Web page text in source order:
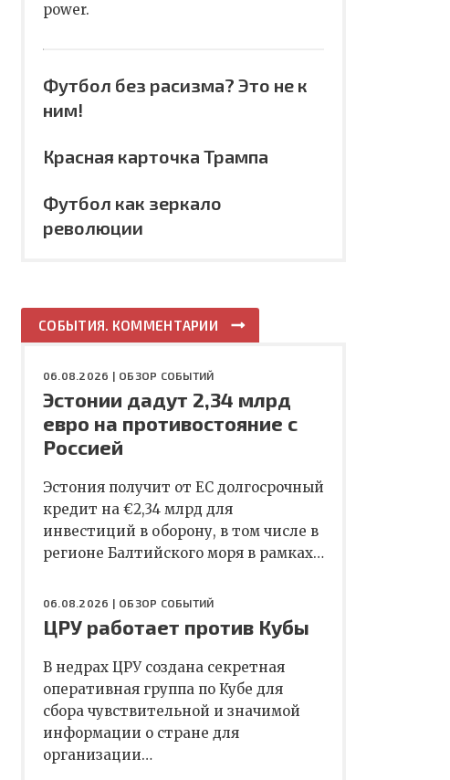
power.
Футбол без расизма? Это не к
ним!
Красная карточка Трампа
Футбол как зеркало
революции
СОБЫТИЯ. КОММЕНТАРИИ
06.08.2026 | ОБЗОР СОБЫТИЙ
Эстонии дадут 2,34 млрд
евро на противостояние с
Россией
Эстония получит от ЕС долгосрочный
кредит на €2,34 млрд для
инвестиций в оборону, в том числе в
регионе Балтийского моря в рамках…
06.08.2026 | ОБЗОР СОБЫТИЙ
ЦРУ работает против Кубы
В недрах ЦРУ создана секретная
оперативная группа по Кубе для
сбора чувствительной и значимой
информации о стране для
организации…